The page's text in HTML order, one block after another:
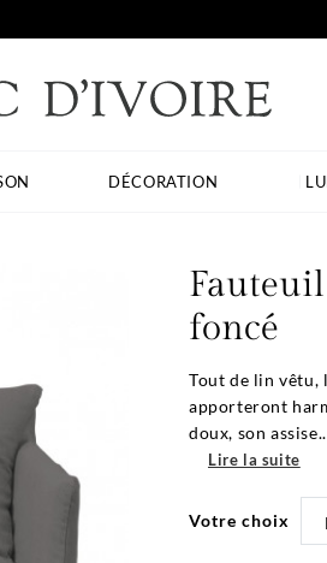
DÉCORATION
foncé
Tout de lin vêtu,
apporteront
doux, son
Lire la suite
Votre choix